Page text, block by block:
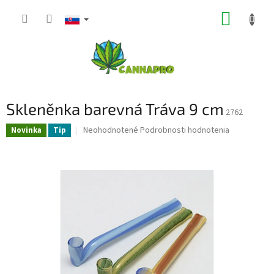
Skleněnka barevná Tráva 9 cm 2762
Novinka Tip
Priemerné
Neohodnotené Podrobnosti hodnotenia